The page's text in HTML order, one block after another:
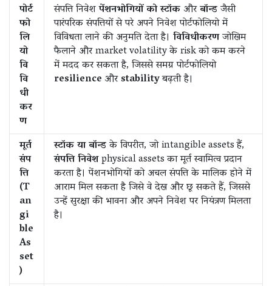
पोर्ट
फो
लि
यो
वि
वि
धी
कर
ण
संपत्ति निवेशपेंशनभोगियों को स्टॉक औरबॉन्डजैसी
पारंपरिक संपत्तियों से परे अपने निवेश पोर्टफोलियो में
विविधता लाने की अनुमति देता है। विविधीकरणजोखिम
फैलाने और market volatility के risk को कम करने
में मदद कर सकता है, जिससे समग्र पोर्टफोलियो
resilience औरstabilityबढ़ती है।
मूर्त
संप
त्ति
(T
an
gi
ble
As
set
)
स्टॉक या बॉन्डके विपरीत, जो intangible assets हैं,
संपत्ति निवेशphysical assets का मूर्त स्वामित्व प्रदान
करता है। पेंशनभोगियों को अचल संपत्ति के मालिक होने में
आराम मिल सकता है जिसे वे देख और छू सकते हैं, जिससे
उन्हें सुरक्षा की भावना और अपने निवेश पर नियंत्रण मिलता
है।